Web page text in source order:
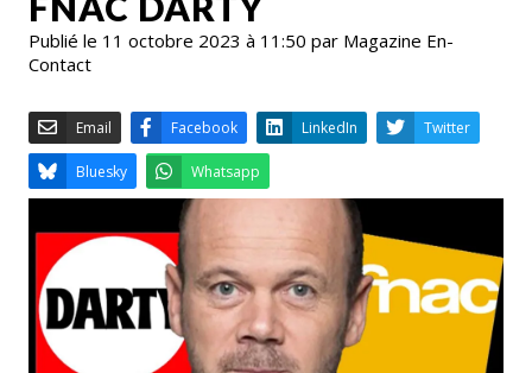
Publié le 11 octobre 2023 à 11:50 par Magazine En-
Contact
Email Facebook LinkedIn
Whatsapp